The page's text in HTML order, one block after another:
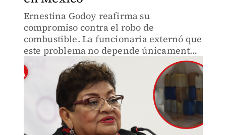
Ernestina Godoy reafirma su
compromiso contra el robo de
combustible. La funcionaria externó que
este problema no depende únicamente
de una institución, sino de una
coordinación entre los tres órdenes de
gobierno.